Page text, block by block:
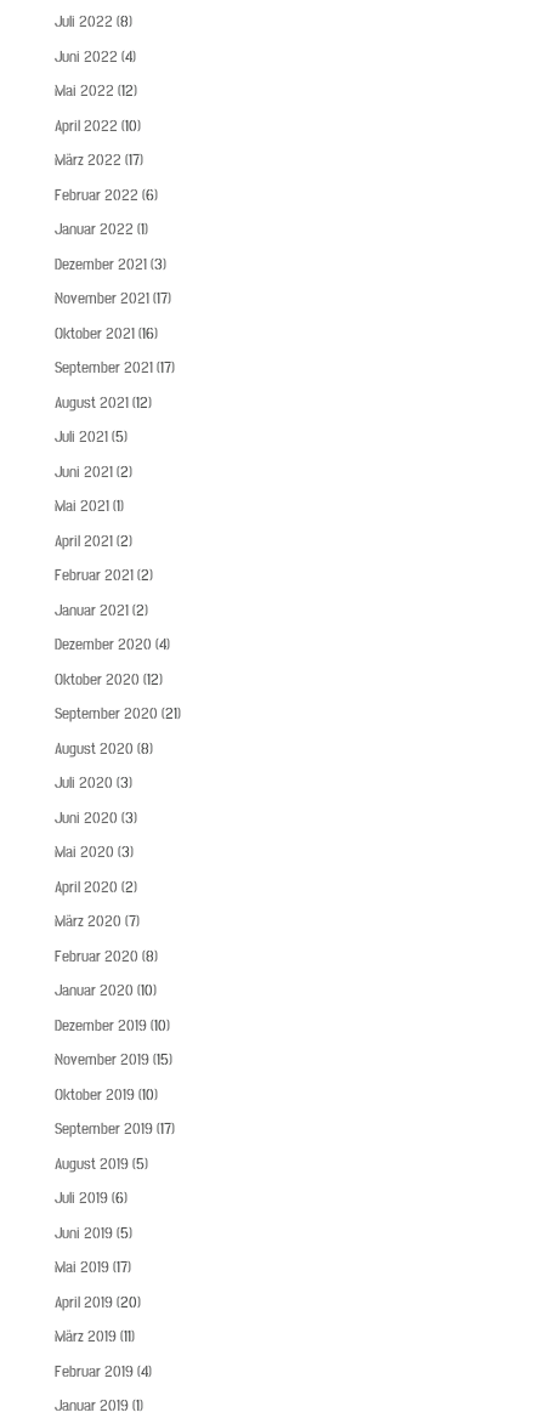
Juli 2022 (8)
Juni 2022 (4)
Mai 2022 (12)
April 2022 (10)
März 2022 (17)
Februar 2022 (6)
Januar 2022 (1)
Dezember 2021(3)
November 2021(17)
Oktober 2021(16)
September 2021(17)
August 2021(12)
Juli 2021(5)
Juni 2021(2)
Mai 2021(1)
April 2021(2)
Februar 2021(2)
Januar 2021(2)
Dezember 2020 (4)
Oktober 2020 (12)
September 2020 (21)
August 2020 (8)
Juli 2020 (3)
Juni 2020 (3)
Mai 2020 (3)
April 2020 (2)
März 2020 (7)
Februar 2020 (8)
Januar 2020 (10)
Dezember 2019(10)
November 2019(15)
Oktober 2019(10)
September 2019(17)
August 2019(5)
Juli 2019(6)
Juni 2019(5)
Mai 2019(17)
April 2019(20)
März 2019(11)
Februar 2019(4)
Januar 2019(1)